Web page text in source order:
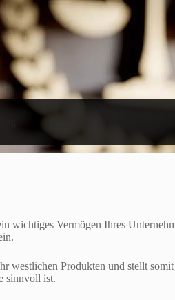
wichtiges Vermögen Ihres
westlichen Produkten und stellt somit
sinnvoll ist.